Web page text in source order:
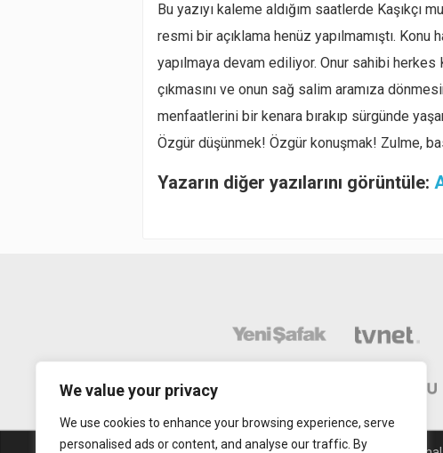
We value your privacy
We use cookies to enhance your browsing experience, serve
personalised ads or content, and analyse our traffic. By
Bu yazıyı kaleme aldığım saatlerde Kaşıkçı
resmi bir açıklama henüz yapılmamıştı.
yapılmaya devam ediliyor. Onur sahibi herkes
çıkmasını ve onun sağ salim aramıza
menfaatlerini bir kenara bırakıp sürgünde
Özgür düşünmek! Özgür konuşmak! Zulme,
Yazarın diğer yazılarını görüntüle: